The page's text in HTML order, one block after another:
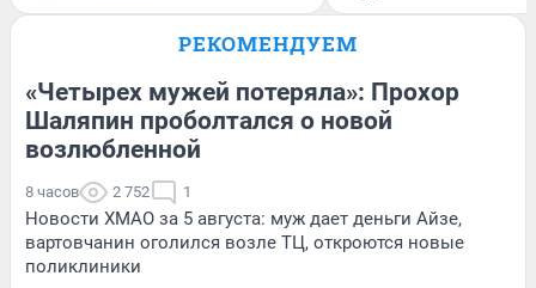
РЕКОМЕНДУЕМ
«Четырех мужей потеряла»: Прохор
Шаляпин проболтался о новой
возлюбленной
8 часов 2 752 1
Новости ХМАО за 5 августа: муж дает деньги Айзе,
вартовчанин оголился возле ТЦ, откроются новые
поликлиники